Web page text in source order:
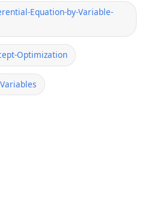
Equation-by-Variable-
Optimization